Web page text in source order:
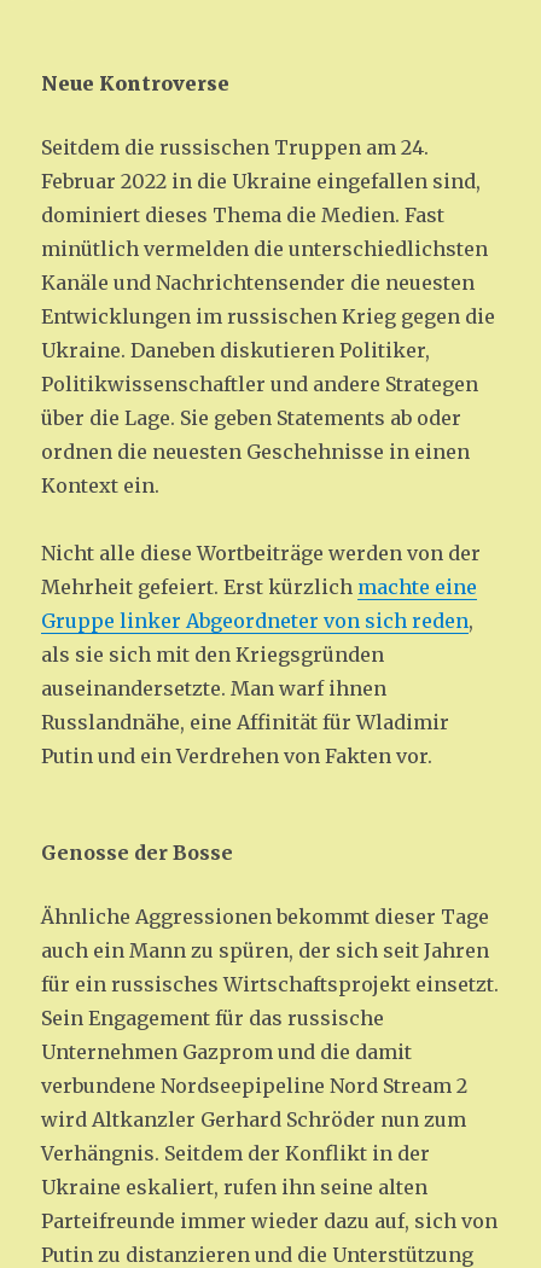
Neue Kontroverse
Seitdem die russischen Truppen am 24.
Februar 2022 in die Ukraine eingefallen sind,
dominiert dieses Thema die Medien. Fast
minütlich vermelden die unterschiedlichsten
Kanäle und Nachrichtensender die neuesten
Entwicklungen im russischen Krieg gegen die
Ukraine. Daneben diskutieren Politiker,
Politikwissenschaftler und andere Strategen
über die Lage. Sie geben Statements ab oder
ordnen die neuesten Geschehnisse in einen
Kontext ein.
Nicht alle diese Wortbeiträge werden von der
Mehrheit gefeiert. Erst kürzlich machte eine
Gruppe linker Abgeordneter von sich reden,
als sie sich mit den Kriegsgründen
auseinandersetzte. Man warf ihnen
Russlandnähe, eine Affinität für Wladimir
Putin und ein Verdrehen von Fakten vor.
Genosse der Bosse
Ähnliche Aggressionen bekommt dieser Tage
auch ein Mann zu spüren, der sich seit Jahren
für ein russisches Wirtschaftsprojekt einsetzt.
Sein Engagement für das russische
Unternehmen Gazprom und die damit
verbundene Nordseepipeline Nord Stream 2
wird Altkanzler Gerhard Schröder nun zum
Verhängnis. Seitdem der Konflikt in der
Ukraine eskaliert, rufen ihn seine alten
Parteifreunde immer wieder dazu auf, sich von
Putin zu distanzieren und die Unterstützung